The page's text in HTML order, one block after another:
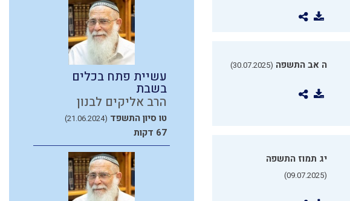
ה אב התשפה (30.07.2025)
יג תמוז התשפה
(09.07.2025)
עשיית פתח בכלים
בשבת
הרב אליקים לבנון
טו סיון התשפד (21.06.2024)
67 דקות